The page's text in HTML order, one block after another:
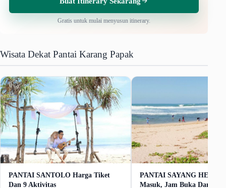
Gratis untuk mulai menyusun itinerary.
Wisata Dekat Pantai Karang Papak
PANTAI SANTOLO Harga Tiket
Dan 9 Aktivitas
PANTAI SAYANG
Masuk, Jam Buka Dan